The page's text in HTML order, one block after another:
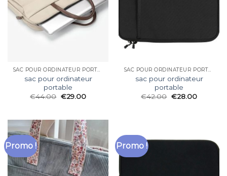
SAC POUR ORDINATEUR PORTABLE
sac pour ordinateur
portable
€44.00 €29.00
SAC POUR ORDINATEUR PORTABLE
sac pour ordinateur
portable
€42.00 €28.00
Promo ! Promo !